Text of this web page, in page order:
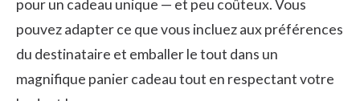
pour un cadeau unique — et peu coûteux. Vous
pouvez adapter ce que vous incluez aux préférences
du destinataire et emballer le tout dans un
magnifique panier cadeau tout en respectant votre